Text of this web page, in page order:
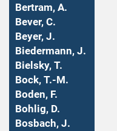
Bertram, A.
Bever, C.
Beyer, J.
Biedermann, J.
Bielsky, T.
Bock, T.-M.
Boden, F.
Bohlig, D.
Bosbach, J.